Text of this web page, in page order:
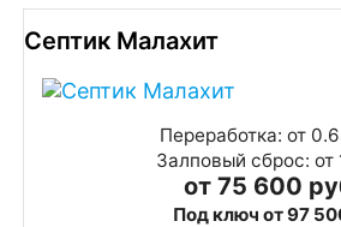
Септик Малахит
Переработка: от
Залповый сброс: от
от 75 600
Под ключ от 97